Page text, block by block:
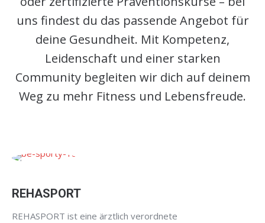
uns findest du das passende Angebot für
deine Gesundheit. Mit Kompetenz,
Leidenschaft und einer starken
Community begleiten wir dich auf deinem
Weg zu mehr Fitness und Lebensfreude.
REHASPORT
REHASPORT ist eine ärztlich verordnete